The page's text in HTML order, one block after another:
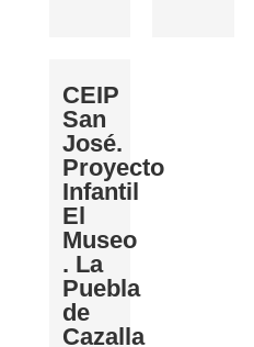
CEIP
San
José.
Proyecto
Infantil
El
Museo
. La
Puebla
de
Cazalla